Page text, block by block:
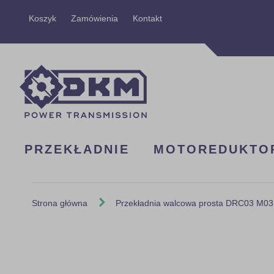
Koszyk Zamówienia KontaktPrzejdź
PRZEKŁADNIE
Strona główna Przekładnia walcowa prosta DRC03